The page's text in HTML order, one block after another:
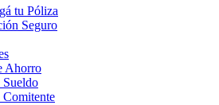
tu Póliza
Seguro
Ahorro
Sueldo
Comitente